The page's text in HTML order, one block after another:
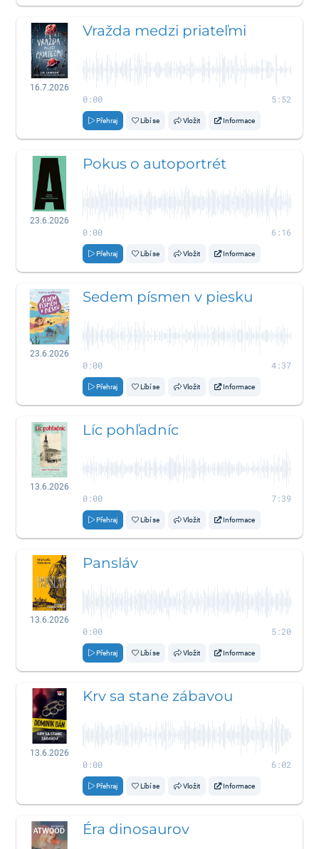
16.7.2026
Vražda medzi priateľmi
0:00 5:52
Přehraj Líbí se Vložit Informace
23.6.2026
Pokus o autoportrét
0:00 6:16
Přehraj Líbí se Vložit Informace
23.6.2026
Sedem písmen v piesku
0:00 4:37
Přehraj Líbí se Vložit Informace
13.6.2026
Líc pohľadníc
0:00 7:39
Přehraj Líbí se Vložit Informace
13.6.2026
Pansláv
0:00 5:20
Přehraj Líbí se Vložit Informace
13.6.2026
Krv sa stane zábavou
0:00 6:02
Přehraj Líbí se Vložit Informace
Éra dinosaurov